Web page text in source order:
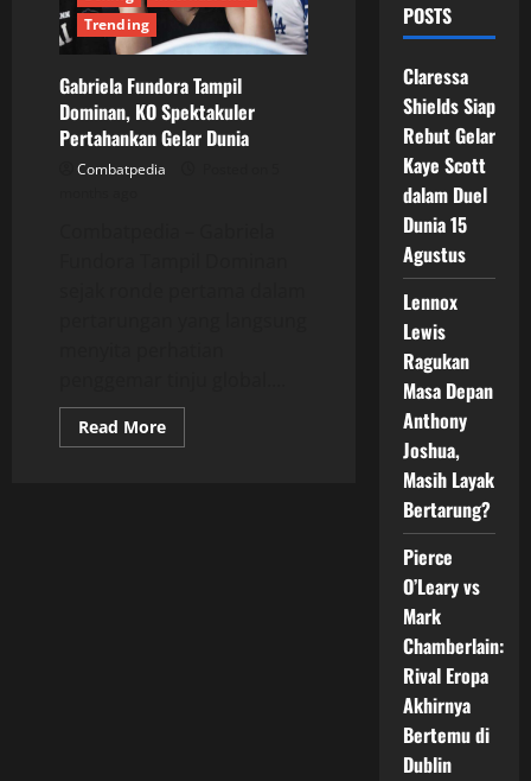
Trending
Gabriela Fundora Tampil
Dominan, KO Spektakuler
Pertahankan Gelar Dunia
Combatpedia
Read MoreRead
more
POSTS
Claressa
Shields Siap
Rebut Gelar
Kaye Scott
dalam Duel
Dunia 15
Agustus
Lennox
Lewis
Ragukan
Masa Depan
Anthony
Joshua,
Masih Layak
Bertarung?
Pierce
O’Leary vs
Mark
Chamberlain:
Rival Eropa
Akhirnya
Bertemu di
Dublin